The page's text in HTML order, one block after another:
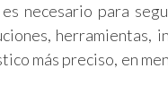
necesario para
herramientas,
más preciso, en